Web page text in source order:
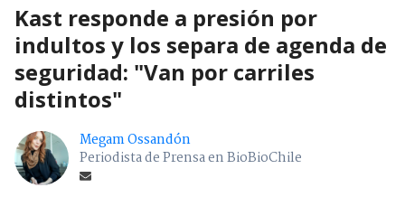
Kast responde a presión por
indultos y los separa de agenda de
seguridad: "Van por carriles
distintos"
Megam Ossandón
Periodista de Prensa en BioBioChile